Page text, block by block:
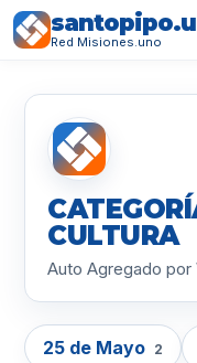
Red Misiones.uno
CULTURA
Auto Agregado
25 de Mayo 2